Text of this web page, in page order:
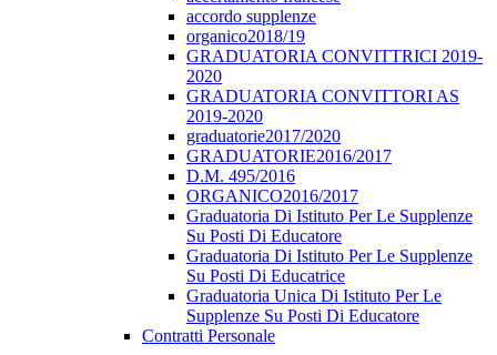
accordo supplenze
organico2018/19
GRADUATORIA CONVITTRICI 2019-
2020
GRADUATORIA CONVITTORI AS
2019-2020
graduatorie2017/2020
GRADUATORIE2016/2017
D.M. 495/2016
ORGANICO2016/2017
Graduatoria Di Istituto Per Le Supplenze
Su Posti Di Educatore
Graduatoria Di Istituto Per Le Supplenze
Su Posti Di Educatrice
Graduatoria Unica Di Istituto Per Le
Supplenze Su Posti Di Educatore
Contratti Personale